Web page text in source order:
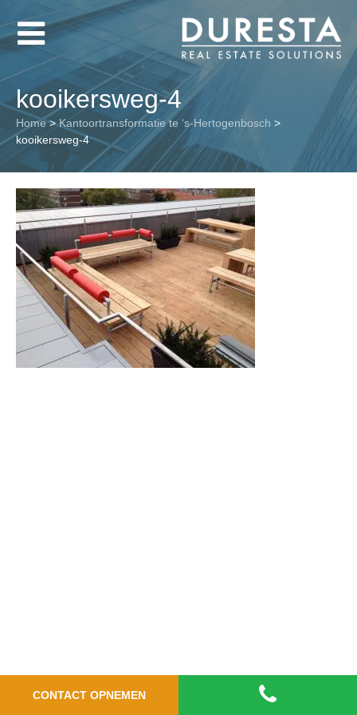
CONTACT OPNEMEN
kooikersweg-4
Home>Kantoortransformatie te ‘s-Hertogenbosch >
kooikersweg-4